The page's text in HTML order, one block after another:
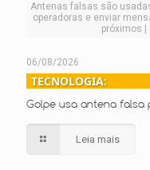
Antenas falsas são
operadoras e enviar
próximos |
06/08/2026
TECNOLOGIA:
Golpe usa antena falsa
Leia mais